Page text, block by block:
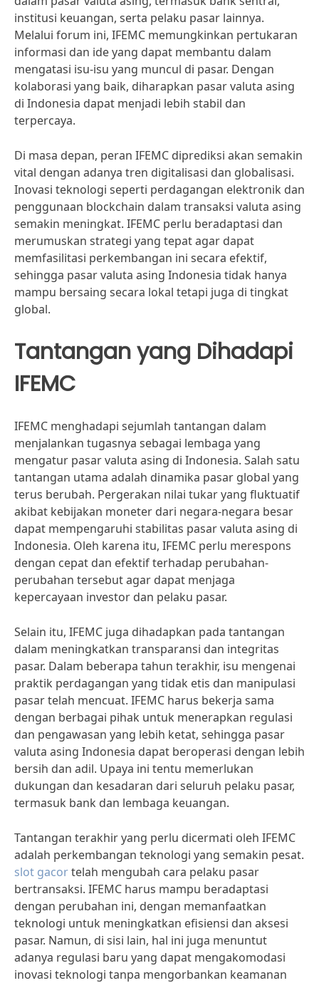
institusi keuangan, serta pelaku pasar lainnya.
Melalui forum ini, IFEMC memungkinkan pertukaran
informasi dan ide yang dapat membantu dalam
mengatasi isu-isu yang muncul di pasar. Dengan
kolaborasi yang baik, diharapkan pasar valuta asing
di Indonesia dapat menjadi lebih stabil dan
terpercaya.
Di masa depan, peran IFEMC diprediksi akan semakin
vital dengan adanya tren digitalisasi dan globalisasi.
Inovasi teknologi seperti perdagangan elektronik dan
penggunaan blockchain dalam transaksi valuta asing
semakin meningkat. IFEMC perlu beradaptasi dan
merumuskan strategi yang tepat agar dapat
memfasilitasi perkembangan ini secara efektif,
sehingga pasar valuta asing Indonesia tidak hanya
mampu bersaing secara lokal tetapi juga di tingkat
global.
Tantangan yang Dihadapi
IFEMC
IFEMC menghadapi sejumlah tantangan dalam
menjalankan tugasnya sebagai lembaga yang
mengatur pasar valuta asing di Indonesia. Salah satu
tantangan utama adalah dinamika pasar global yang
terus berubah. Pergerakan nilai tukar yang fluktuatif
akibat kebijakan moneter dari negara-negara besar
dapat mempengaruhi stabilitas pasar valuta asing di
Indonesia. Oleh karena itu, IFEMC perlu merespons
dengan cepat dan efektif terhadap perubahan-
perubahan tersebut agar dapat menjaga
kepercayaan investor dan pelaku pasar.
Selain itu, IFEMC juga dihadapkan pada tantangan
dalam meningkatkan transparansi dan integritas
pasar. Dalam beberapa tahun terakhir, isu mengenai
praktik perdagangan yang tidak etis dan manipulasi
pasar telah mencuat. IFEMC harus bekerja sama
dengan berbagai pihak untuk menerapkan regulasi
dan pengawasan yang lebih ketat, sehingga pasar
valuta asing Indonesia dapat beroperasi dengan lebih
bersih dan adil. Upaya ini tentu memerlukan
dukungan dan kesadaran dari seluruh pelaku pasar,
termasuk bank dan lembaga keuangan.
Tantangan terakhir yang perlu dicermati oleh IFEMC
adalah perkembangan teknologi yang semakin pesat.
slot gacortelah mengubah cara pelaku pasar
bertransaksi. IFEMC harus mampu beradaptasi
dengan perubahan ini, dengan memanfaatkan
teknologi untuk meningkatkan efisiensi dan aksesi
pasar. Namun, di sisi lain, hal ini juga menuntut
adanya regulasi baru yang dapat mengakomodasi
inovasi teknologi tanpa mengorbankan keamanan